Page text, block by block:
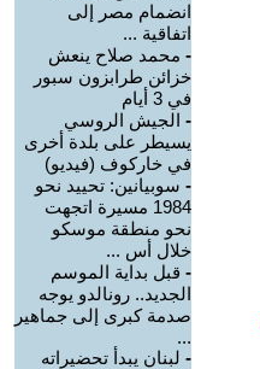
انضمام مصر إلى
اتفاقية ...
- محمد صلاح ينعش
خزائن طرابزون سبور
في 3 أيام
- الجيش الروسي
يسيطر على بلدة أخرى
في خاركوف (فيديو)
- سوبيانين: تحييد نحو
1984 مسيرة اتجهت
نحو منطقة موسكو
خلال أس ...
- قبل بداية الموسم
الجديد.. رونالدو يوجه
صدمة كبرى إلى جماهير
...
- لبنان يبدأ تحضيراته